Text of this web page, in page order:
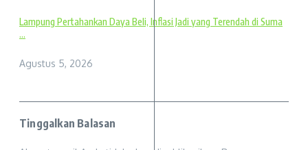
Lampung Pertahankan Daya Beli, Inflasi Jadi yang Terendah di Suma
...
Agustus 5, 2026
Tinggalkan Balasan